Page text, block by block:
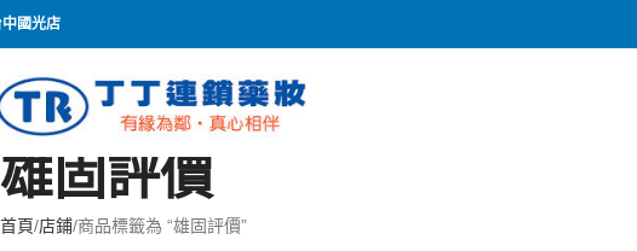
國光店
雄固評價
首頁 店鋪 商品標籤為 “雄固評價”